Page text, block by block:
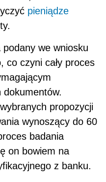
pieniądze
we wniosku
co czyni cały proces
dokumentów.
propozycji
wynoszący do 60
badania
on bowiem na
z banku.